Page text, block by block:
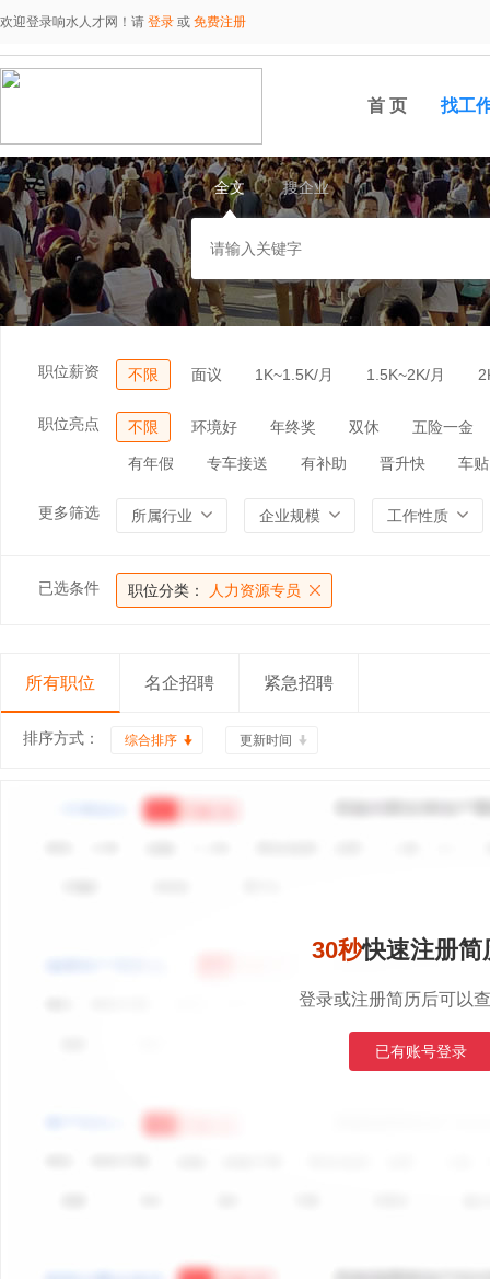
欢迎登录响水人才网！请 登录 或 免费注册
首 页 找工
全文 搜企业
职位薪资 不限 面议 1K~1.5K/月 1.5K~2K/月
职位亮点 不限 环境好 年终奖 双休 五险一金
有年假 专车接送 有补助 晋升快 车贴
更多筛选 所属行业 企业规模 工作性质
已选条件 职位分类： 人力资源专员
所有职位 名企招聘 紧急招聘
排序方式： 综合排序 更新时间
30秒快速注册简
登录或注册简历后可以
已有账号登录